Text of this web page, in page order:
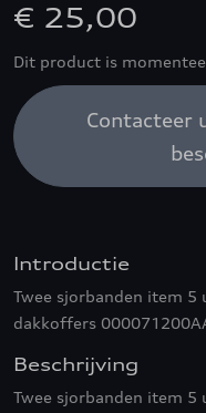
€ 25,00
Dit product is
Contacteer
Introductie
Twee sjorbanden item
dakkoffers
Beschrijving
Twee sjorbanden item